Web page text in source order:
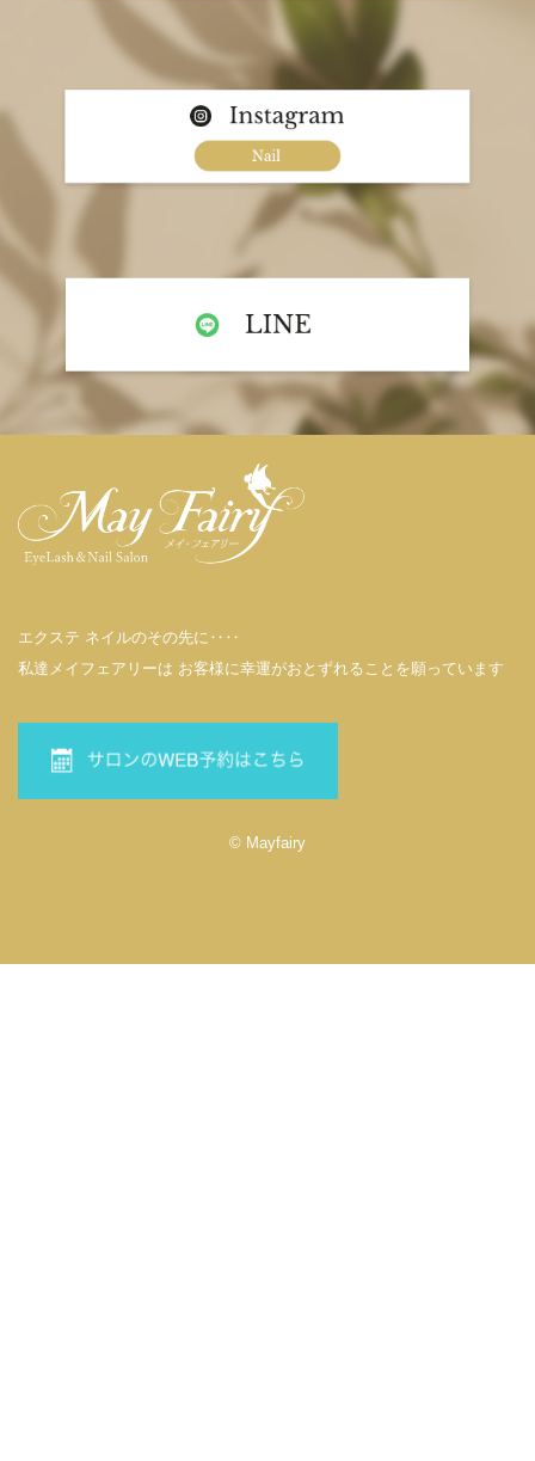
エクステ ネイルのその先に‥‥
私達メイフェアリーは お客様に幸運がおとずれることを願っています
© Mayfairy